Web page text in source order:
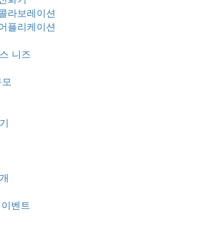
라보레이션
플리케이션
니즈
벤트